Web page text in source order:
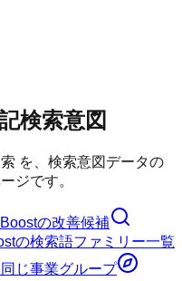
検索意図
を、検索意図データの
ジです。
の改善候補
の検索語ファミリー一覧
じ事業グループ